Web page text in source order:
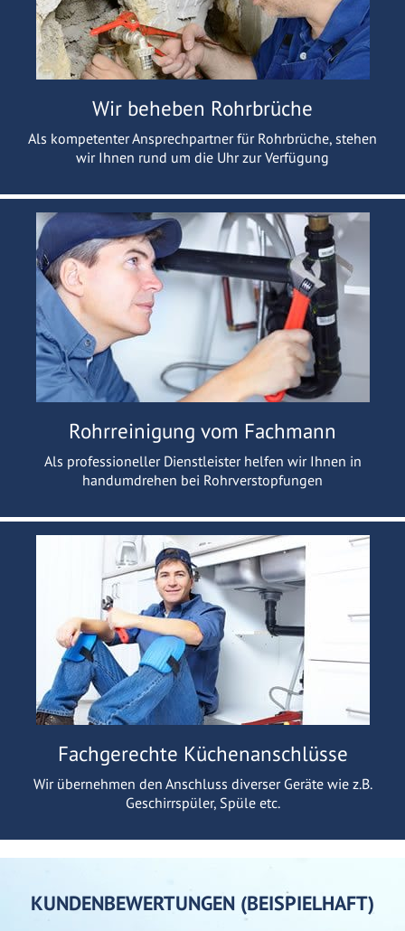
Wir beheben Rohrbrüche
Als kompetenter Ansprechpartner für Rohrbrüche, stehen
wir Ihnen rund um die Uhr zur Verfügung
Rohrreinigung vom Fachmann
Als professioneller Dienstleister helfen wir Ihnen in
handumdrehen bei Rohrverstopfungen
Fachgerechte Küchenanschlüsse
Wir übernehmen den Anschluss diverser Geräte wie z.B.
Geschirrspüler, Spüle etc.
KUNDENBEWERTUNGEN (BEISPIELHAFT)